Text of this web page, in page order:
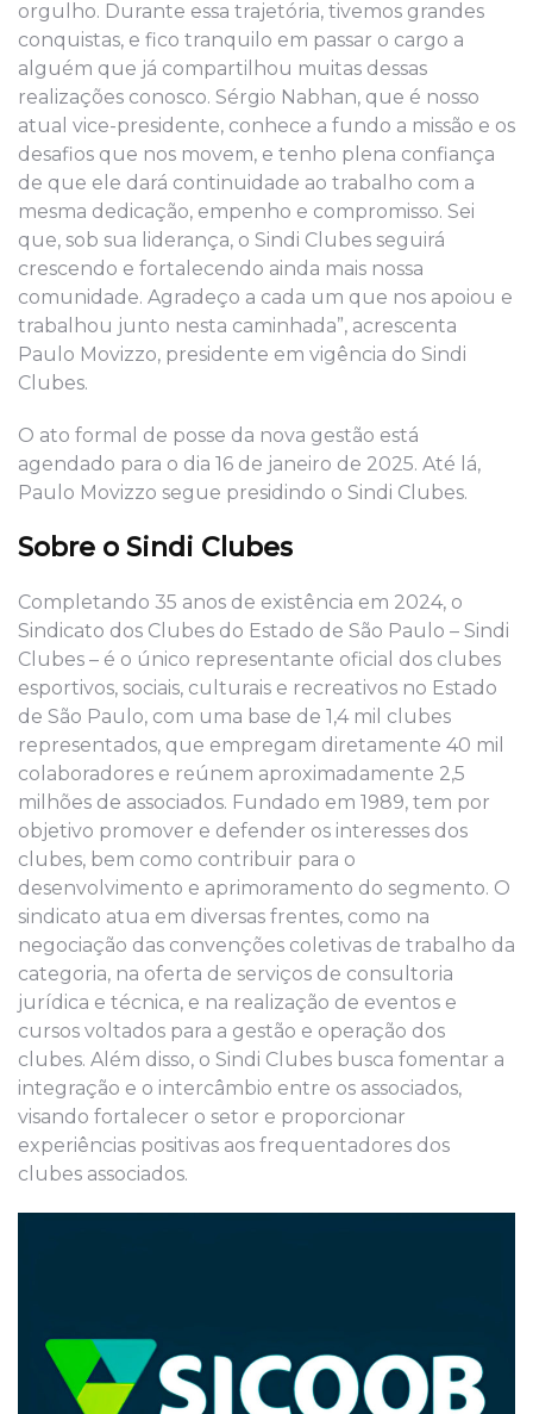
orgulho. Durante essa trajetória, tivemos grandes
conquistas, e fico tranquilo em passar o cargo a
alguém que já compartilhou muitas dessas
realizações conosco. Sérgio Nabhan, que é nosso
atual vice-presidente, conhece a fundo a missão e os
desafios que nos movem, e tenho plena confiança
de que ele dará continuidade ao trabalho com a
mesma dedicação, empenho e compromisso. Sei
que, sob sua liderança, o Sindi Clubes seguirá
crescendo e fortalecendo ainda mais nossa
comunidade. Agradeço a cada um que nos apoiou e
trabalhou junto nesta caminhada”, acrescenta
Paulo Movizzo, presidente em vigência do Sindi
Clubes.
O ato formal de posse da nova gestão está
agendado para o dia 16 de janeiro de 2025. Até lá,
Paulo Movizzo segue presidindo o Sindi Clubes.
Sobre o Sindi Clubes
Completando 35 anos de existência em 2024, o
Sindicato dos Clubes do Estado de São Paulo – Sindi
Clubes – é o único representante oficial dos clubes
esportivos, sociais, culturais e recreativos no Estado
de São Paulo, com uma base de 1,4 mil clubes
representados, que empregam diretamente 40 mil
colaboradores e reúnem aproximadamente 2,5
milhões de associados. Fundado em 1989, tem por
objetivo promover e defender os interesses dos
clubes, bem como contribuir para o
desenvolvimento e aprimoramento do segmento. O
sindicato atua em diversas frentes, como na
negociação das convenções coletivas de trabalho da
categoria, na oferta de serviços de consultoria
jurídica e técnica, e na realização de eventos e
cursos voltados para a gestão e operação dos
clubes. Além disso, o Sindi Clubes busca fomentar a
integração e o intercâmbio entre os associados,
visando fortalecer o setor e proporcionar
experiências positivas aos frequentadores dos
clubes associados.